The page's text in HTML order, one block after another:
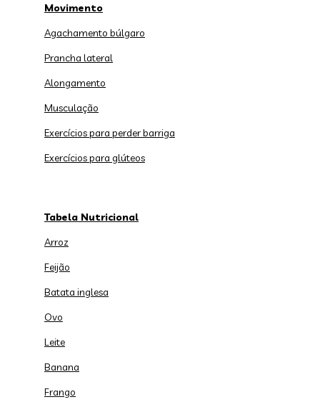
Movimento
Agachamento búlgaro
Prancha lateral
Alongamento
Musculação
Exercícios para perder barriga
Exercícios para glúteos
Tabela Nutricional
Arroz
Feijão
Batata inglesa
Ovo
Leite
Banana
Frango